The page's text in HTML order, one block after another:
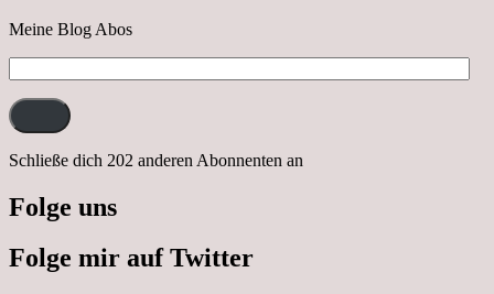
Meine Blog Abos
Mail-
Adresse:
Schließe dich 202 anderen Abonnenten an
Folge uns
Folge mir auf Twitter